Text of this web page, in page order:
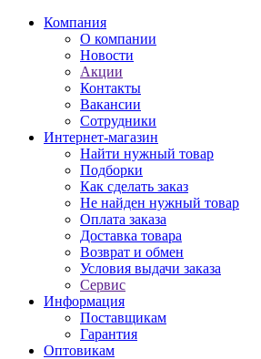
Компания
О компании
Новости
Акции
Контакты
Вакансии
Сотрудники
Интернет-магазин
Найти нужный товар
Подборки
Как сделать заказ
Не найден нужный товар
Оплата заказа
Доставка товара
Возврат и обмен
Условия выдачи заказа
Сервис
Информация
Поставщикам
Гарантия
Оптовикам